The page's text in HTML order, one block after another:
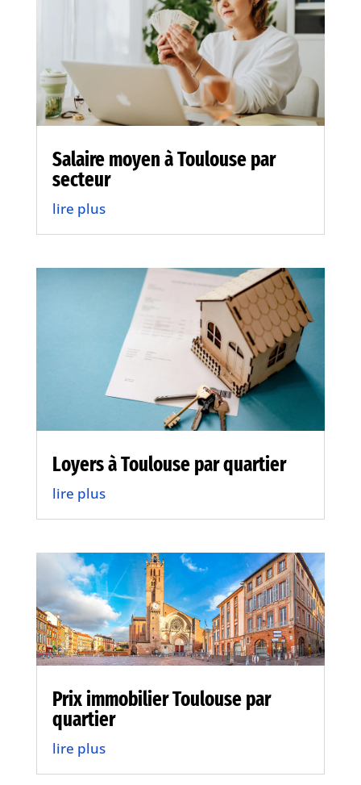
Salaire moyen à Toulouse par
secteur
lire plus
Loyers à Toulouse par quartier
lire plus
Prix immobilier Toulouse par
quartier
lire plus